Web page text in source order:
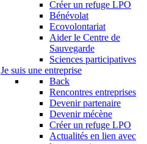
Créer un refuge LPO
Bénévolat
Ecovolontariat
Aider le Centre de
Sauvegarde
Sciences participatives
Je suis une entreprise
Back
Rencontres entreprises
Devenir partenaire
Devenir mécène
Créer un refuge LPO
Actualités en lien avec